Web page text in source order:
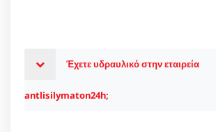
Έχετε υδραυλικό στην εταιρεία
antlisilymaton24h;